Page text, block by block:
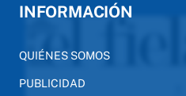
INFORMACIÓN
QUIÉNES SOMOS
PUBLICIDAD